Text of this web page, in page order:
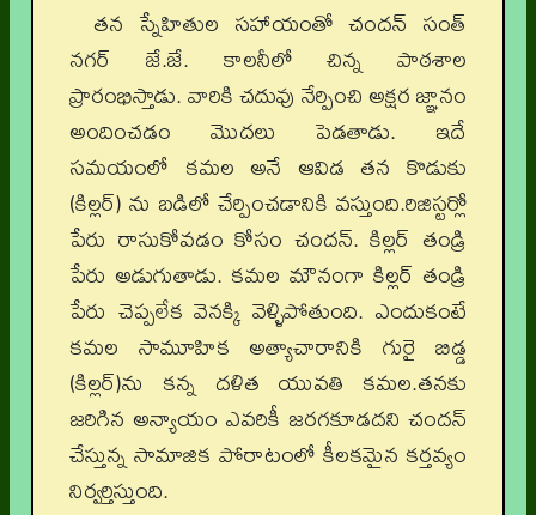
తన స్నేహితుల సహాయంతో చందన్ సంత్
నగర్ జే.జే. కాలనీలో చిన్న పాఠశాల
ప్రారంభిస్తాడు. వారికి చదువు నేర్పించి అక్షర జ్ఞానం
అందించడం మొదలు పెడతాడు. ఇదే
సమయంలో కమల అనే ఆవిడ తన కొడుకు
(కిల్లర్) ను బడిలో చేర్పించడానికి వస్తుంది.రిజిస్టర్లో
పేరు రాసుకోవడం కోసం చందన్. కిల్లర్ తండ్రి
పేరు అడుగుతాడు. కమల మౌనంగా కిల్లర్ తండ్రి
పేరు చెప్పలేక వెనక్కి వెళ్ళిపోతుంది. ఎందుకంటే
కమల సామూహిక అత్యాచారానికి గురై బిడ్డ
(కిల్లర్)ను కన్న దళిత యువతి కమల.తనకు
జరిగిన అన్యాయం ఎవరికీ జరగకూడదని చందన్
చేస్తున్న సామాజిక పోరాటంలో కీలకమైన కర్తవ్యం
నిర్వర్తిస్తుంది.